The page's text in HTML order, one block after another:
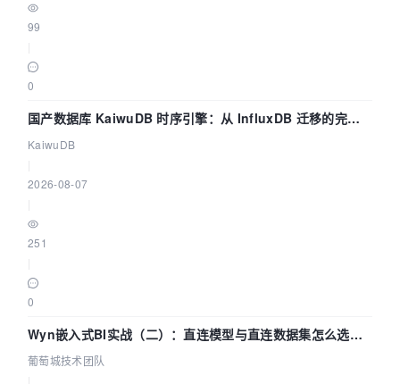
99
0
国产数据库 KaiwuDB 时序引擎：从 InfluxDB 迁移的完整
技术路径
KaiwuDB
2026-08-07
251
0
Wyn嵌入式BI实战（二）：直连模型与直连数据集怎么选，
参数为什么不生效？| 葡萄城技术团队
葡萄城技术团队